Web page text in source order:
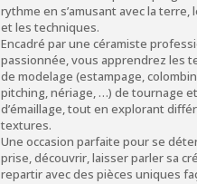
rythme en s’amusant avec la terre,
et les techniques.
Encadré par une céramiste
passionnée, vous apprendrez les
de modelage (estampage,
pitching, nériage, …) de tournage et
d’émaillage, tout en explorant
textures.
Une occasion parfaite pour se
prise, découvrir, laisser parler sa
repartir avec des pièces uniques